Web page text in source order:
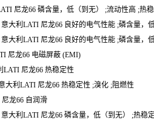
尼龙66 磷含量，低（到无） ;流动性高 ;热
意大利LATI 尼龙66 良好的电气性能 ;磷含量，
意大利LATI 尼龙66 良好的电气性能 ;磷含量，
尼龙66 电磁屏蔽 (EMI)
LATI 尼龙66 热稳定性
大利LATI 尼龙66 热稳定性 ;溴化 ;阻燃性
龙66 自润滑
意大利LATI 尼龙66 磷含量，低（到无） ;热稳